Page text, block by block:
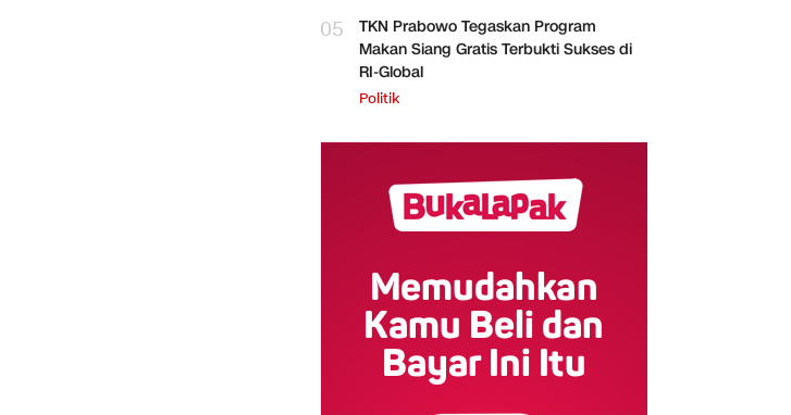
05
TKN Prabowo Tegaskan Program
Makan Siang Gratis Terbukti Sukses di
RI-Global
Politik